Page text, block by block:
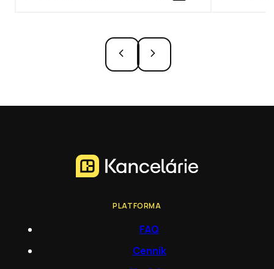
PLATFORMA
FAQ
Cenník